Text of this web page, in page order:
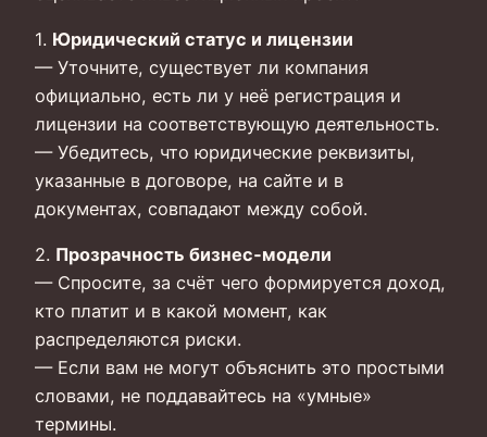
1. Юридический статус и лицензии
— Уточните, существует ли компания
официально, есть ли у неё регистрация и
лицензии на соответствующую деятельность.
— Убедитесь, что юридические реквизиты,
указанные в договоре, на сайте и в
документах, совпадают между собой.
2. Прозрачность бизнес‑модели
— Спросите, за счёт чего формируется доход,
кто платит и в какой момент, как
распределяются риски.
— Если вам не могут объяснить это простыми
словами, не поддавайтесь на «умные»
термины.